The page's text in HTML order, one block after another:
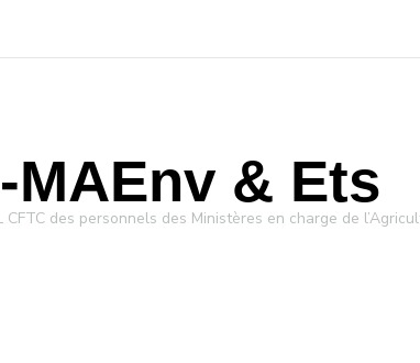
MAEnv & Ets
CFTC des personnels des Ministères en charge de